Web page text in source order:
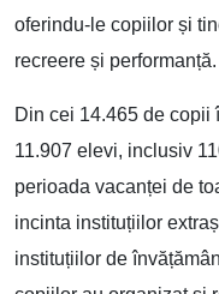
oferindu-le copiilor și
recreere și performanță.
Din cei 14.465 de copii
11.907 elevi, inclusiv
perioada vacanței de
incinta instituțiilor
instituțiilor de